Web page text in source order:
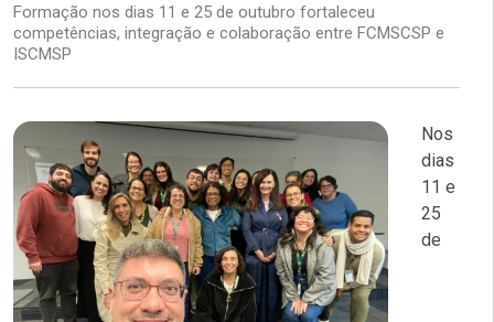
Formação nos dias 11 e 25 de outubro fortaleceu
competências, integração e colaboração entre FCMSCSP e
ISCMSP
Nos
dias
11 e
25
de